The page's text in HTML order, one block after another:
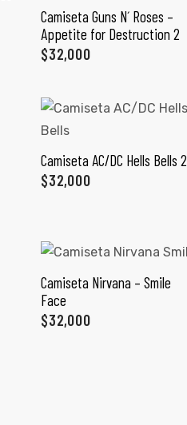
Camiseta Guns N´ Roses –
Appetite for Destruction 2
$32,000
SELECCIONAR OPCIONES
Camiseta AC/DC Hells Bells 2
$32,000
Camiseta Nirvana – Smile
Face
$32,000